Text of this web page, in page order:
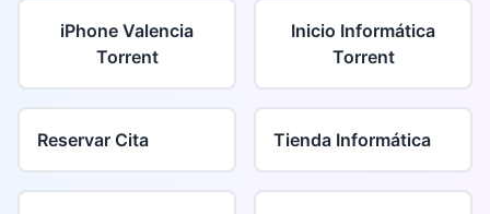
iPhone Valencia
Torrent
Inicio Informática
Torrent
Reservar Cita Tienda Informática